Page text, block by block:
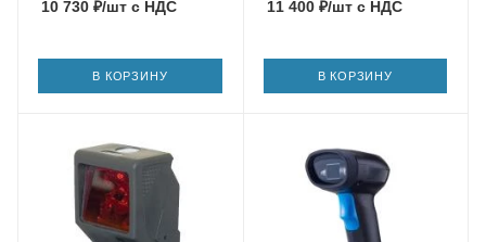
10 730 ₽/шт с НДС
В КОРЗИНУ
11 400₽/штс НДС
В КОРЗИНУ